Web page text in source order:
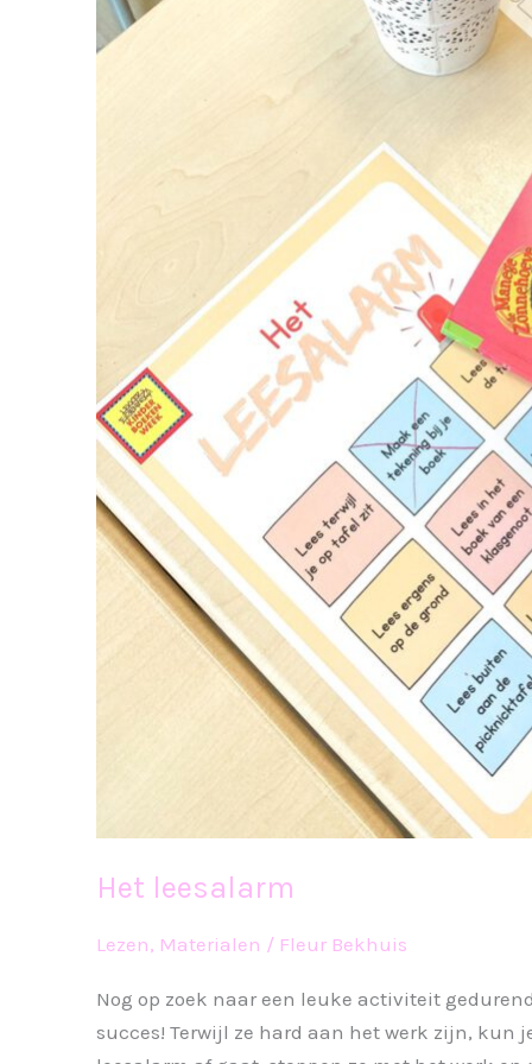
Het leesalarm
Lezen, Materialen / Fleur Bekhuis
Nog op zoek naar een leuke activiteit
succes! Terwijl ze hard aan het werk zijn, kun